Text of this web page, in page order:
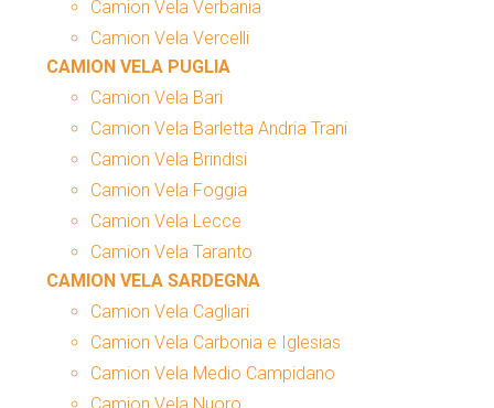
Camion Vela Verbania
Camion Vela Vercelli
CAMION VELA PUGLIA
Camion Vela Bari
Camion Vela Barletta Andria Trani
Camion Vela Brindisi
Camion Vela Foggia
Camion Vela Lecce
Camion Vela Taranto
CAMION VELA SARDEGNA
Camion Vela Cagliari
Camion Vela Carbonia e Iglesias
Camion Vela Medio Campidano